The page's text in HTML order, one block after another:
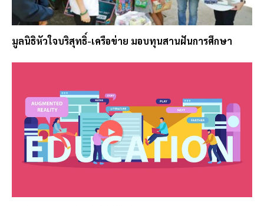
มูลนิธิหัวใจบริสุทธิ์-เครือข่าย มอบทุนสานฝันการศึกษา